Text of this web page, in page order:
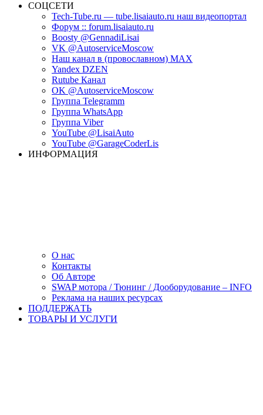
СОЦСЕТИ
Tech-Tube.ru — tube.lisaiauto.ru наш видеопортал
Форум :: forum.lisaiauto.ru
Boosty @GennadiLisai
VK @AutoserviceMoscow
Наш канал в (провославном) MAX
Yandex DZEN
Rutube Канал
OK @AutoserviceMoscow
Группа Telegramm
Группа WhatsApp
Группа Viber
YouTube @LisaiAuto
YouTube @GarageCoderLis
ИНФОРМАЦИЯ
О нас
Контакты
Об Авторе
SWAP мотора / Тюнинг / Дооборудование – INFO
Реклама на наших ресурсах
ПОДДЕРЖАTЬ
ТОВАРЫ И УСЛУГИ